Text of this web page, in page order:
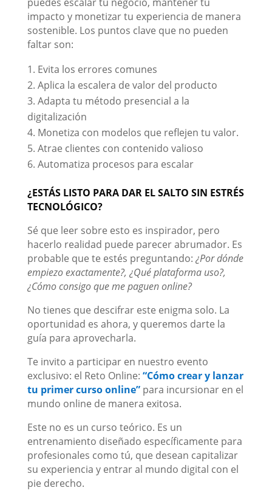
impacto y monetizar tu experiencia de manera
sostenible. Los puntos clave que no pueden
faltar son:
Evita los errores comunes
Aplica la escalera de valor del producto
Adapta tu método presencial a la
digitalización
Monetiza con modelos que reflejen tu valor.
Atrae clientes con contenido valioso
Automatiza procesos para escalar
¿ESTÁS LISTO PARA DAR EL SALTO SIN ESTRÉS
TECNOLÓGICO?
Sé que leer sobre esto es inspirador, pero
hacerlo realidad puede parecer abrumador. Es
probable que te estés preguntando: ¿Por dónde
empiezo exactamente?, ¿Qué plataforma uso?,
¿Cómo consigo que me paguen online?
No tienes que descifrar este enigma solo. La
oportunidad es ahora, y queremos darte la
guía para aprovecharla.
Te invito a participar en nuestro evento
exclusivo: el Reto Online: “Cómo crear y lanzar
tu primer curso online” para incursionar en el
mundo online de manera exitosa.
Este no es un curso teórico. Es un
entrenamiento diseñado específicamente para
profesionales como tú, que desean capitalizar
su experiencia y entrar al mundo digital con el
pie derecho.